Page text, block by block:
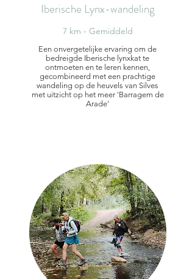
Iberische Lynx-wandeling
7 km - Gemiddeld
Een onvergetelijke ervaring om de
bedreigde Iberische lynxkat te
ontmoeten en te leren kennen,
gecombineerd met een prachtige
wandeling op de heuvels van Silves
met uitzicht op het meer 'Barragem de
Arade'